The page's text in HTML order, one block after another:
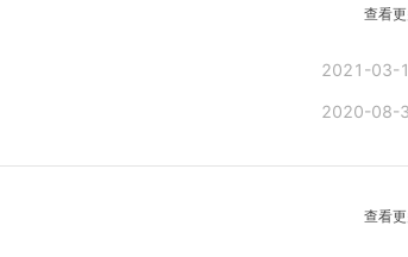
查看
2021-03-
2020-08-
查看